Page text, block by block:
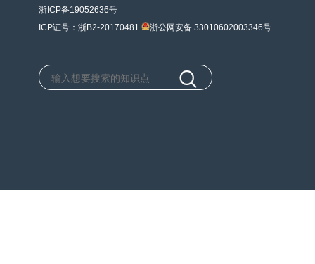
浙ICP备19052636号
ICP证号：浙B2-20170481
浙公网安备 33010602003346号